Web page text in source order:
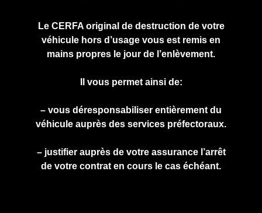
Le CERFA original de destruction de votre
véhicule hors d’usage vous est remis en
mains propres le jour de l’enlèvement.
Il vous permet ainsi de:
– vous déresponsabiliser entièrement du
véhicule auprès des services préfectoraux.
– justifier auprès de votre assurance l’arrêt
de votre contrat en cours le cas échéant.